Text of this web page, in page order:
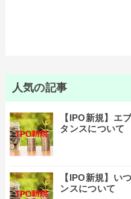
人気の記事
【IPO新規】エ
タンスについて
【IPO新規】い
ンスについて